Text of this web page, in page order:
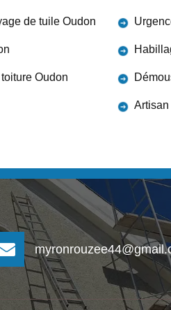
de tuile Oudon
Oudon
Artisan